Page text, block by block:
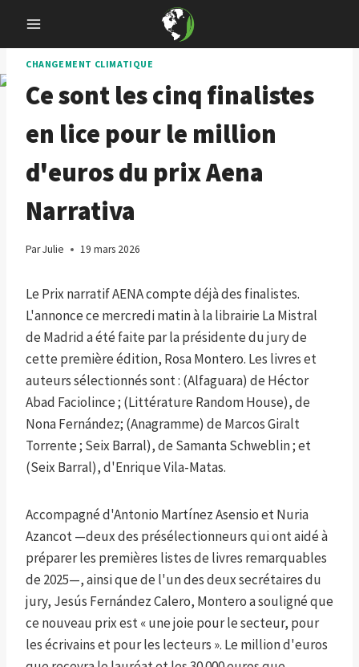
content
CHANGEMENT CLIMATIQUE
Ce sont les cinq finalistes
en lice pour le million
d'euros du prix Aena
Narrativa
ParJulie 19 mars 2026
Le Prix narratif AENA compte déjà des finalistes.
L'annonce ce mercredi matin à la librairie La Mistral
de Madrid a été faite par la présidente du jury de
cette première édition, Rosa Montero. Les livres et
auteurs sélectionnés sont : (Alfaguara) de Héctor
Abad Faciolince ; (Littérature Random House), de
Nona Fernández; (Anagramme) de Marcos Giralt
Torrente ; Seix Barral), de Samanta Schweblin ; et
(Seix Barral), d'Enrique Vila-Matas.
Accompagné d'Antonio Martínez Asensio et Nuria
Azancot —deux des présélectionneurs qui ont aidé à
préparer les premières listes de livres remarquables
de 2025—, ainsi que de l'un des deux secrétaires du
jury, Jesús Fernández Calero, Montero a souligné que
ce nouveau prix est « une joie pour le secteur, pour
les écrivains et pour les lecteurs ». Le million d'euros